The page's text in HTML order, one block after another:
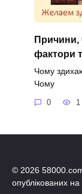
Причини,
фактори
Чому
Чому
0 1
© 2026
опублікованих на